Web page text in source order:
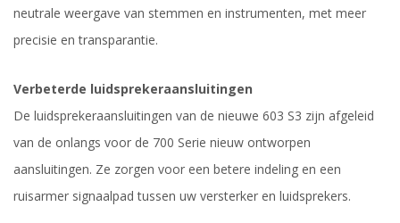
neutrale weergave van stemmen en instrumenten, met meer
precisie en transparantie.
Verbeterde luidsprekeraansluitingen
De luidsprekeraansluitingen van de nieuwe 603 S3 zijn afgeleid
van de onlangs voor de 700 Serie nieuw ontworpen
aansluitingen. Ze zorgen voor een betere indeling en een
ruisarmer signaalpad tussen uw versterker en luidsprekers.